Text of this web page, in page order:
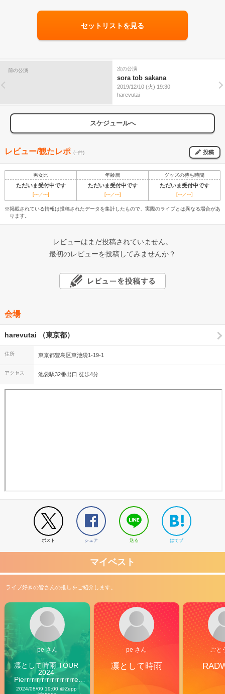
セットリストを見る
前の公演 次の公演
sora tob sakana
2019/12/10 (火) 19:30
harevutai
スケジュールへ
レビュー/観たレポ (--件) 投稿
男女比 年齢層 グッズの待ち時間
ただいま受付中です ただいま受付中です ただいま受付中です
[---／---] [---／---] [---／---]
※掲載されている情報は投稿されたデータを集計したもので、実際のライブとは異なる場合があ
ります。
レビューはまだ投稿されていません。
最初のレビューを投稿してみませんか？
会場
harevutai （東京都）
住所 東京都豊島区東池袋1-19-1
アクセス 池袋駅32番出口 徒歩4分
ポスト シェア 送る はてブ
マイベスト
ライブ好きの皆さんの推しをご紹介します。
pe さん
凛として時雨 TOUR
2024
Pierrrrrrrrrrrrrrrrrrrre
Vibes
2024/08/09 19:00 @Zepp
pe さん
凛として時雨
ごと